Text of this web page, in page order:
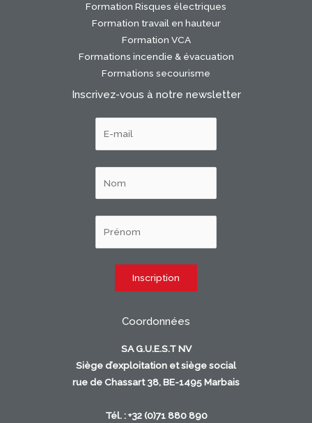
Formation Risques électriques
Formation travail en hauteur
Formation VCA
Formations incendie & évacuation
Formations secourisme
Inscrivez-vous à notre newsletter
Coordonnées
SA G.U.E.S.T NV
Siège d’exploitation et siège social
rue de Chassart 38, BE-1495 Marbais
Tél. : +32 (0)71 880 890